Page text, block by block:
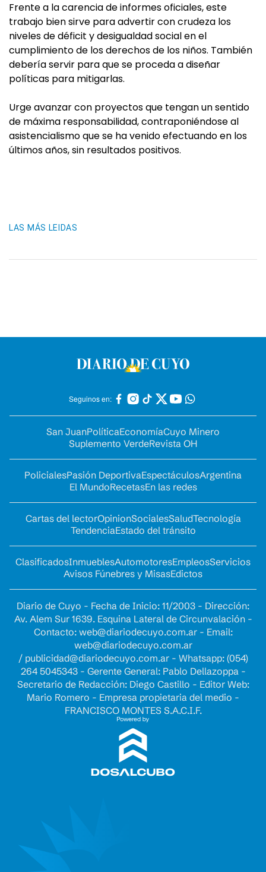
Frente a la carencia de informes oficiales, este
trabajo bien sirve para advertir con crudeza los
niveles de déficit y desigualdad social en el
cumplimiento de los derechos de los niños. También
debería servir para que se proceda a diseñar
políticas para mitigarlas.
Urge avanzar con proyectos que tengan un sentido
de máxima responsabilidad, contraponiéndose al
asistencialismo que se ha venido efectuando en los
últimos años, sin resultados positivos.
LAS MÁS LEIDAS
Seguinos en:
San JuanPolíticaEconomíaCuyo Minero
Suplemento VerdeRevista OH
PolicialesPasión DeportivaEspectáculosArgentina
El MundoRecetasEn las redes
Cartas del lectorOpinionSocialesSaludTecnología
TendenciaEstado del tránsito
ClasificadosInmueblesAutomotoresEmpleosServicios
Avisos Fúnebres y MisasEdictos
Diario de Cuyo - Fecha de Inicio: 11/2003 - Dirección:
Av. Alem Sur 1639. Esquina Lateral de Circunvalación -
Contacto: web@diariodecuyo.com.ar- Email:
web@diariodecuyo.com.ar
/ publicidad@diariodecuyo.com.ar- Whatsapp: (054)
264 5045343 - Gerente General: Pablo Dellazoppa -
Secretario de Redacción: Diego Castillo - Editor Web:
Mario Romero - Empresa propietaria del medio -
FRANCISCO MONTES S.A.C.I.F.